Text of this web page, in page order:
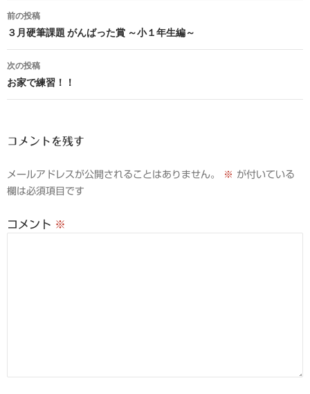
投
稿
ナ
ビ
ョ
前の投稿
３月硬筆課題 がんばった賞 ～小１年生編～
次の投稿
お家で練習！！
コメントを残す
メールアドレスが公開されることはありません。 ※ が付いている
欄は必須項目です
コメント ※